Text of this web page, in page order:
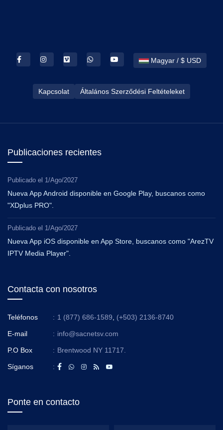
Magyar / $ USD
Kapcsolat Általános Szerződési Feltételeket
Publicaciones recientes
Publicado el 1/Ago/2027
Nueva App Android disponible en Google Play, buscanos como
"XDplus PRO".
Publicado el 1/Ago/2027
Nueva App iOS disponible en App Store, buscanos como "ArezTV
IPTV Media Player".
Contacta con nosotros
Teléfonos : 1 (877) 686-1589 (+503) 2136-8740
E-mail : info@sacnetsv.com
P.O Box : Brentwood NY 11717.
Síganos :
Ponte en contacto